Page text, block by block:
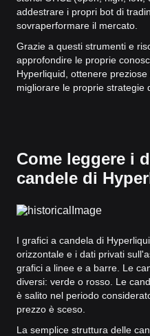
addestrare i propri bot di
sovraperformare il mercato.
Grazie a questi strumenti e
approfondire le proprie
Hyperliquid, ottenere
migliorare le proprie strategie
Come leggere i
candele di
I grafici a candela di
orizzontale e i dati privati
grafici a linee e a barre. Le
diversi: verde o rosso. Le
è salito nel periodo
prezzo è sceso.
La semplice struttura delle